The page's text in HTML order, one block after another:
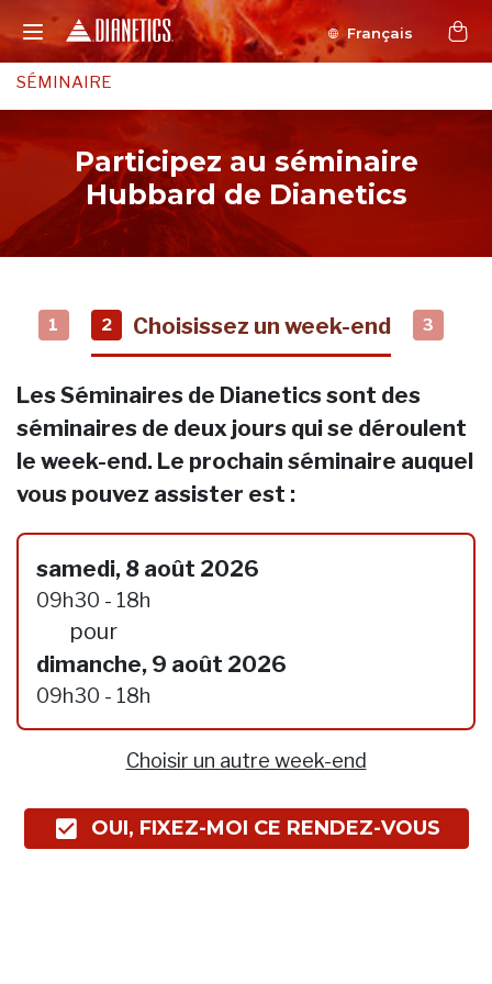
Français
SÉMINAIRE
Participez au séminaire
Hubbard de Dianetics
1 2 Choisissez un week-end 3
Les Séminaires de Dianetics sont des
séminaires de deux jours qui se déroulent
le week-end. Le prochain séminaire auquel
vous pouvez assister est :
samedi, 8 août 2026
09h30 - 18h
pour
dimanche, 9 août 2026
09h30 - 18h
Choisir un autre week-end
OUI, FIXEZ-MOI CE RENDEZ-VOUS